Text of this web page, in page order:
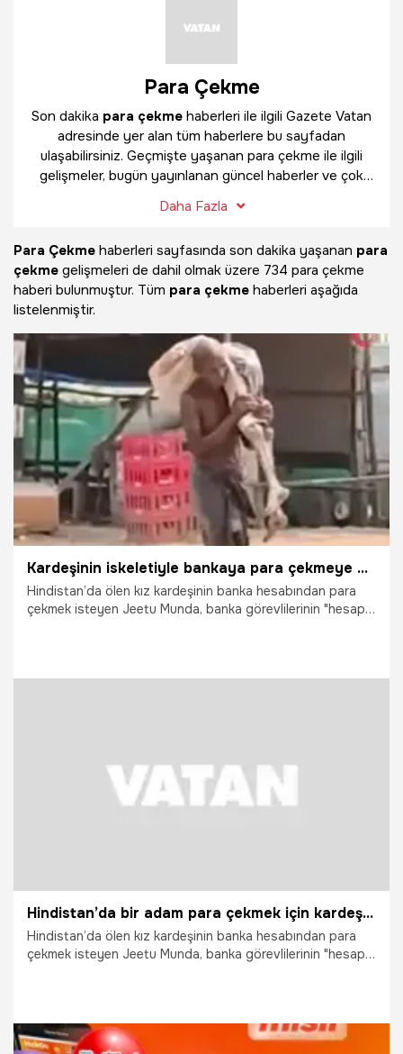
Para Çekme
Son dakika para çekme haberleri ile ilgili Gazete Vatan
adresinde yer alan tüm haberlere bu sayfadan
ulaşabilirsiniz. Geçmişte yaşanan para çekme ile ilgili
gelişmeler, bugün yayınlanan güncel haberler ve çok
bulabilirsiniz.
Daha Fazla
Para Çekme haberleri sayfasında son dakika yaşanan para
çekme gelişmeleri de dahil olmak üzere 734 para çekme
haberi bulunmuştur. Tüm para çekme haberleri aşağıda
listelenmiştir.
Kardeşinin iskeletiyle bankaya para çekmeye gitti
Hindistan’da ölen kız kardeşinin banka hesabından para
çekmek isteyen Jeetu Munda, banka görevlilerinin "hesap
Hindistan’da bir adam para çekmek için kardeşinin iskeletiyle bankaya gitti
Hindistan’da ölen kız kardeşinin banka hesabından para
çekmek isteyen Jeetu Munda, banka görevlilerinin "hesap